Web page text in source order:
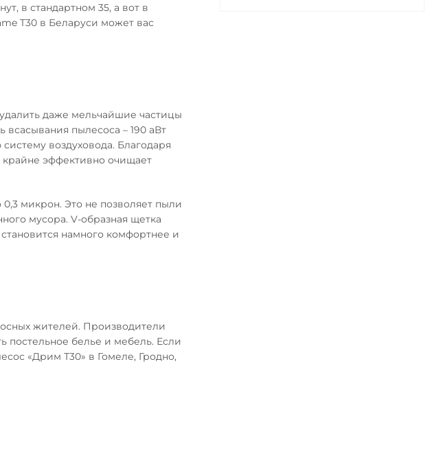
в стандартном 35, а вот в
T30 в Беларуси может вас
даже мельчайшие частицы
пылесоса – 190 аВт
воздуховода. Благодаря
крайне эффективно очищает
микрон. Это не позволяет пыли
мусора. V-образная щетка
намного комфортнее и
жителей. Производители
постельное белье и мебель. Если
«Дрим Т30» в Гомеле, Гродно,